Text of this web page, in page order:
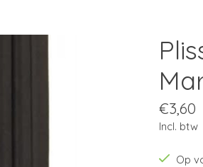
€3,60
Incl. btw
Op